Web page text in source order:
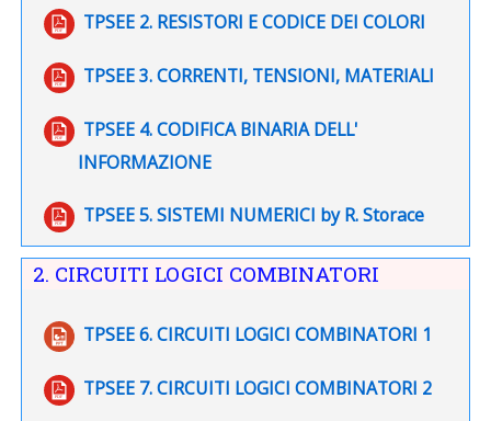
TPSEE 2. RESISTORI E CODICE DEI COLORI
File
TPSEE 3. CORRENTI, TENSIONI, MATERIALI
File
TPSEE 4. CODIFICA BINARIA DELL'
INFORMAZIONE
File
TPSEE 5. SISTEMI NUMERICI by R. Storace
File
2. CIRCUITI LOGICI COMBINATORI
TPSEE 6. CIRCUITI LOGICI COMBINATORI 1
File
TPSEE 7. CIRCUITI LOGICI COMBINATORI 2
File